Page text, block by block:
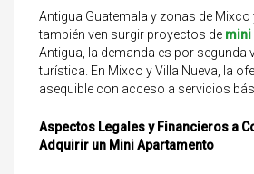
Antigua Guatemala y zonas de Mixco
también ven surgir proyectos de mini
Antigua, la demanda es por segunda
turística. En Mixco y Villa Nueva, la
asequible con acceso a servicios
Aspectos Legales y Financieros a
Adquirir un Mini Apartamento